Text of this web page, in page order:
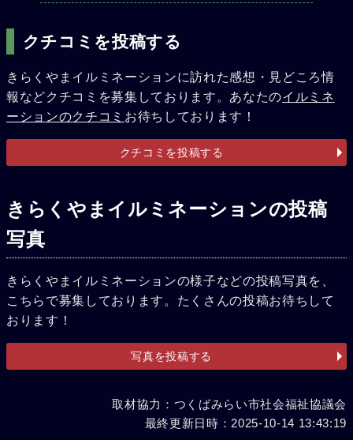
クチコミを投稿する
きらくやまイルミネーションに訪れた感想・見どころ情
報などクチコミを募集しております。あなたのイルミネ
ーションのクチコミ お待ちしております！
クチコミを投稿する
きらくやまイルミネーションの投稿
写真
きらくやまイルミネーションの様子などの投稿写真を、
こちらで募集しております。たくさんの投稿お待ちして
おります！
写真を投稿する
取材協力：つくばみらい市社会福祉協議会
最終更新日時：2025-10-14 13:43:19